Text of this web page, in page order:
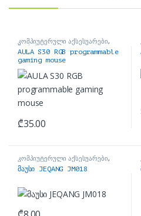
კომპიუტერული აქსესუარები,
მაუსები
AULA S30 RGB programmable
gaming mouse
₾35.00
კომპიუტერული აქსესუარები,
მაუსები
მაუსი JEQANG JM018